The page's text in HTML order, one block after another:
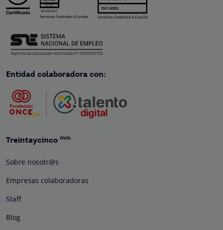
Entidad colaboradora con:
Treintaycinco mm
Sobre nosotr@s
Empresas colaboradoras
Staff
Blog